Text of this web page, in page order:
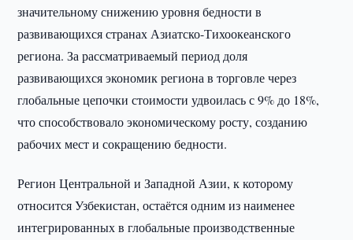
значительному снижению уровня бедности в
развивающихся странах Азиатско-Тихоокеанского
региона. За рассматриваемый период доля
развивающихся экономик региона в торговле через
глобальные цепочки стоимости удвоилась с 9% до 18%,
что способствовало экономическому росту, созданию
рабочих мест и сокращению бедности.
Регион Центральной и Западной Азии, к которому
относится Узбекистан, остаётся одним из наименее
интегрированных в глобальные производственные